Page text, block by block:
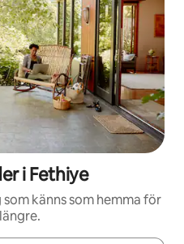
i Fethiye
känns som hemma för